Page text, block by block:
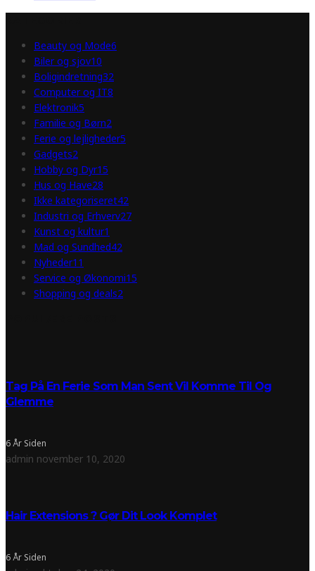
Beauty og Mode6
Biler og sjov10
Boligindretning32
Computer og IT8
Elektronik5
Familie og Børn2
Ferie og lejligheder5
Gadgets2
Hobby og Dyr15
Hus og Have28
Ikke kategoriseret42
Industri og Erhverv27
Kunst og kultur1
Mad og Sundhed42
Nyheder11
Service og Økonomi15
Shopping og deals2
Tag På En Ferie Som Man Sent Vil Komme Til Og
Glemme
6 År Siden
admin november 10, 2020
Hair Extensions ? Gør Dit Look Komplet
6 År Siden